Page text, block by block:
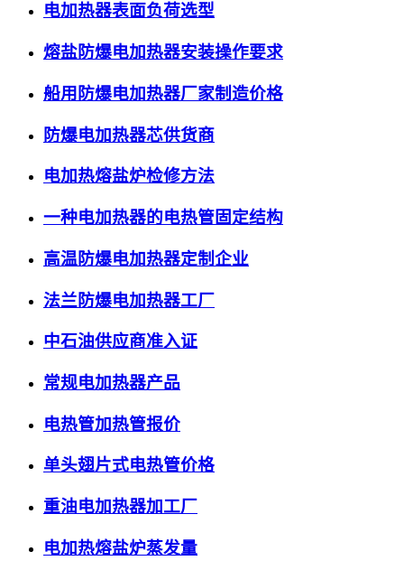
电加热器表面负荷选型
熔盐防爆电加热器安装操作要求
船用防爆电加热器厂家制造价格
防爆电加热器芯供货商
电加热熔盐炉检修方法
一种电加热器的电热管固定结构
高温防爆电加热器定制企业
法兰防爆电加热器工厂
中石油供应商准入证
常规电加热器产品
电热管加热管报价
单头翅片式电热管价格
重油电加热器加工厂
电加热熔盐炉蒸发量